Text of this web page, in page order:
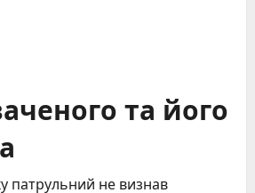
та його
патрульний не визнав